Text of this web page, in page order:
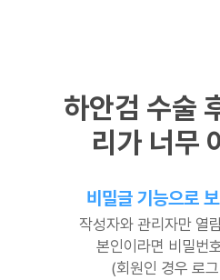
하안검 수술
리가 너무
비밀글 기능으로
작성자와 관리자만 열
본인이라면 비밀번
(회원인 경우 로